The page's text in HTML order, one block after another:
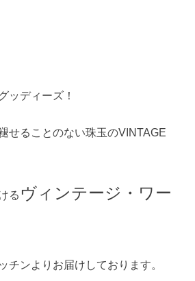
ッディーズ！
せることのない珠玉のVINTAGE
る ヴィンテージ・ワー
チンよりお届けしております。